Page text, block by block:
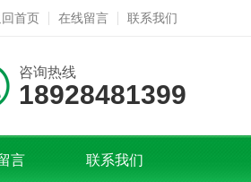
首页 在线留言 联系我们
咨询热线
18928481399
言 联系我们